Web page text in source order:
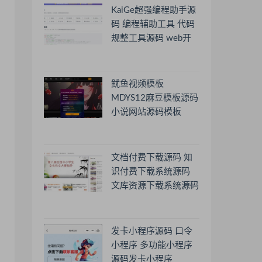
KaiGe超强编程助手源
码 编程辅助工具 代码
规整工具源码 web开
鱿鱼视频模板
MDYS12麻豆模板源码
小说网站源码模板
文档付费下载源码 知
识付费下载系统源码
文库资源下载系统源码
发卡小程序源码 口令
小程序 多功能小程序
源码发卡小程序